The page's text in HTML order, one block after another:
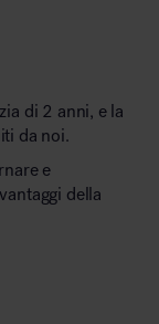
di 2 anni, e la
da noi.
e
della